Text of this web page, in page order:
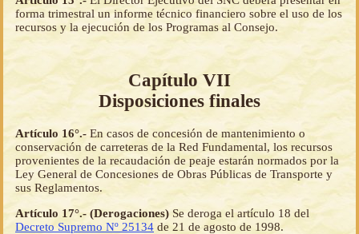
forma trimestral un informe técnico financiero sobre el uso de los
recursos y la ejecución de los Programas al Consejo.
Capítulo VII
Disposiciones finales
Artículo 16°.- En casos de concesión de mantenimiento o
conservación de carreteras de la Red Fundamental, los recursos
provenientes de la recaudación de peaje estarán normados por la
Ley General de Concesiones de Obras Públicas de Transporte y
sus Reglamentos.
Artículo 17°.- (Derogaciones) Se deroga el artículo 18 del
Decreto Supremo Nº 25134 de 21 de agosto de 1998.